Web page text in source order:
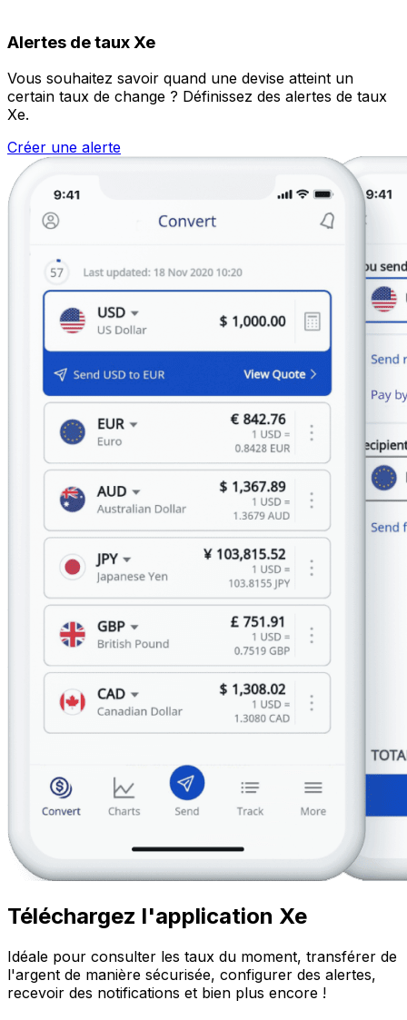
Alertes de taux Xe
Vous souhaitez savoir quand une devise atteint un
certain taux de change ? Définissez des alertes de taux
Xe.
Créer une alerte
Téléchargez l'application Xe
Idéale pour consulter les taux du moment, transférer de
l'argent de manière sécurisée, configurer des alertes,
recevoir des notifications et bien plus encore !